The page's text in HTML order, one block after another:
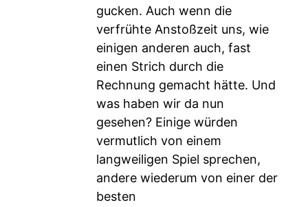
gucken. Auch wenn die
verfrühte Anstoßzeit uns, wie
einigen anderen auch, fast
einen Strich durch die
Rechnung gemacht hätte. Und
was haben wir da nun
gesehen? Einige würden
vermutlich von einem
langweiligen Spiel sprechen,
andere wiederum von einer der
besten